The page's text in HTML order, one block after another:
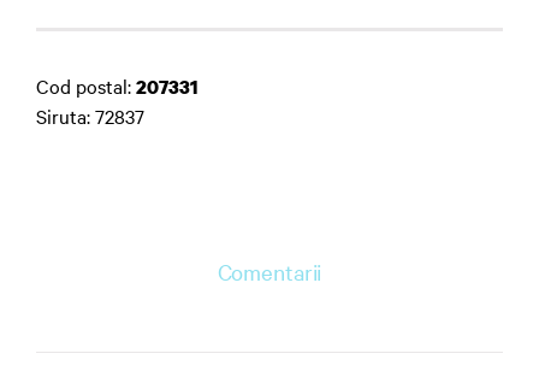
Cod postal:207331
Siruta: 72837
Comentarii